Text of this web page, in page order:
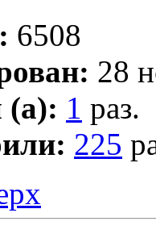
6508
28
(а): 1 раз.
225